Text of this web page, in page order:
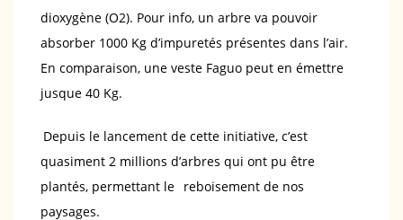
dioxygène (O2). Pour info, un arbre va pouvoir
absorber 1000 Kg d’impuretés présentes dans l’air.
En comparaison, une veste Faguo peut en émettre
jusque 40 Kg.
Depuis le lancement de cette initiative, c’est
quasiment 2 millions d’arbres qui ont pu être
plantés, permettant le reboisement de nos
paysages.